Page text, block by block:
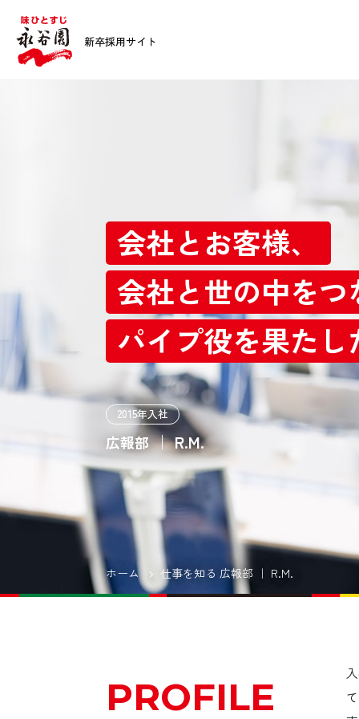
新卒採用サイト
会社とお客様、
会社と世の中をつ
パイプ役を果たし
2015年入社
広報部｜ R.M.
ホーム 仕事を知る 広報部 ｜ R.M.
PROFILE